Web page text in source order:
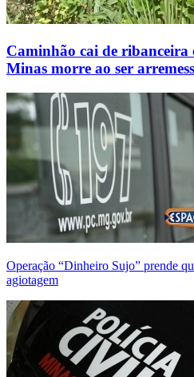
Caminhão cai de ribanceira
Minas morre ao ser
Operação “Dinheiro Sujo” prende
agiotagem